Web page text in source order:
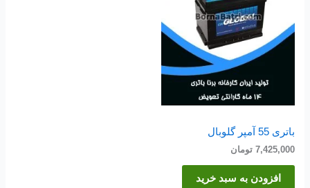
باتری 55 آمپر گلوبال
7,425,000 تومان
افزودن به سبد خرید